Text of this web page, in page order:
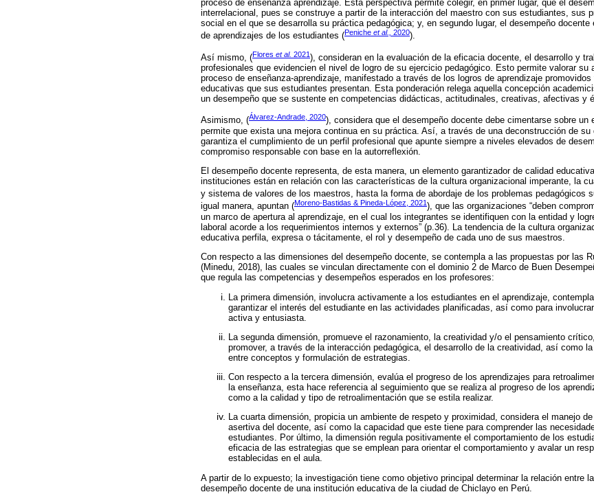
proceso de enseñanza aprendizaje. Esta perspectiva permite colegir, en primer lugar, que el
interrelacional, pues se construye a partir de la interacción del maestro con sus estudiantes, sus
social en el que se desarrolla su práctica pedagógica; y, en segundo lugar, el desempeño
de aprendizajes de los estudiantes (Peniche et al., 2020).
Así mismo, (Flores et al. 2021), consideran en la evaluación de la eficacia docente, el desarrollo y
profesionales que evidencien el nivel de logro de su ejercicio pedagógico. Esto permite valorar su
proceso de enseñanza-aprendizaje, manifestado a través de los logros de aprendizaje
educativas que sus estudiantes presentan. Esta ponderación relega aquella concepción
un desempeño que se sustente en competencias didácticas, actitudinales, creativas, afectivas y
Asimismo, (Álvarez-Andrade, 2020), considera que el desempeño docente debe cimentarse sobre un
permite que exista una mejora continua en su práctica. Así, a través de una deconstrucción de
garantiza el cumplimiento de un perfil profesional que apunte siempre a niveles elevados de
compromiso responsable con base en la autorreflexión.
El desempeño docente representa, de esta manera, un elemento garantizador de calidad
instituciones están en relación con las características de la cultura organizacional imperante, la
y sistema de valores de los maestros, hasta la forma de abordaje de los problemas pedagógicos
igual manera, apuntan (Moreno-Bastidas & Pineda-López, 2021 ), que las organizaciones “deben
un marco de apertura al aprendizaje, en el cual los integrantes se identifiquen con la entidad y
laboral acorde a los requerimientos internos y externos” (p.36). La tendencia de la cultura
educativa perfila, expresa o tácitamente, el rol y desempeño de cada uno de sus maestros.
Con respecto a las dimensiones del desempeño docente, se contempla a las propuestas por las
(Minedu, 2018), las cuales se vinculan directamente con el dominio 2 de Marco de Buen
que regula las competencias y desempeños esperados en los profesores:
La primera dimensión, involucra activamente a los estudiantes en el aprendizaje,
garantizar el interés del estudiante en las actividades planificadas, así como para
activa y entusiasta.
La segunda dimensión, promueve el razonamiento, la creatividad y/o el pensamiento
promover, a través de la interacción pedagógica, el desarrollo de la creatividad, así como
entre conceptos y formulación de estrategias.
Con respecto a la tercera dimensión, evalúa el progreso de los aprendizajes para
la enseñanza, esta hace referencia al seguimiento que se realiza al progreso de los
como a la calidad y tipo de retroalimentación que se estila realizar.
La cuarta dimensión, propicia un ambiente de respeto y proximidad, considera el manejo
asertiva del docente, así como la capacidad que este tiene para comprender las
estudiantes. Por último, la dimensión regula positivamente el comportamiento de los
eficacia de las estrategias que se emplean para orientar el comportamiento y avalar un
establecidas en el aula.
A partir de lo expuesto; la investigación tiene como objetivo principal determinar la relación entre
desempeño docente de una institución educativa de la ciudad de Chiclayo en Perú.